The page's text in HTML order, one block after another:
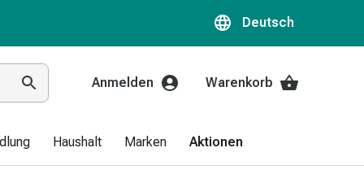
Deutsch
Anmelden Warenkorb
Haushalt Marken Aktionen